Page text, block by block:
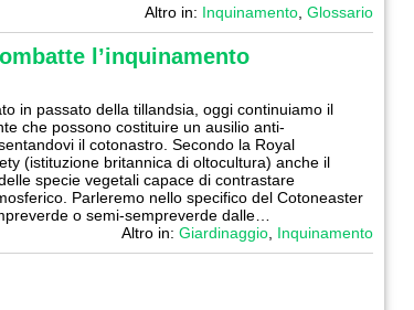
Altro in: Inquinamento Glossario
l’inquinamento
in passato della tillandsia, oggi continuiamo il
che possono costituire un ausilio anti-
il cotonastro. Secondo la Royal
(istituzione britannica di oltocultura) anche il
specie vegetali capace di contrastare
Parleremo nello specifico del Cotoneaster
o semi-sempreverde dalle…
Altro in: Giardinaggio Inquinamento